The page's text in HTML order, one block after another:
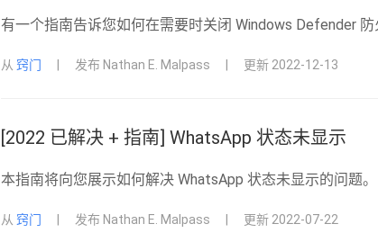
有一个指南告诉您如何在需要时关闭 Windows Defender 防
从 窍门 发布 Nathan E. Malpass 更新 2022-12-13
[2022 已解决 + 指南] WhatsApp 状态未显示
本指南将向您展示如何解决 WhatsApp 状态未显示的问题
从 窍门 发布 Nathan E. Malpass 更新 2022-07-22